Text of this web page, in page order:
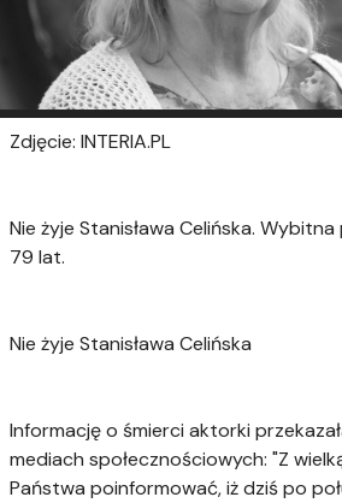
Zdjęcie: INTERIA.PL
Nie żyje Stanisława Celińska.
79 lat.
Nie żyje Stanisława Celińska
Informację o śmierci aktorki
mediach społecznościowych: "Z
Państwa poinformować, iż dziś po